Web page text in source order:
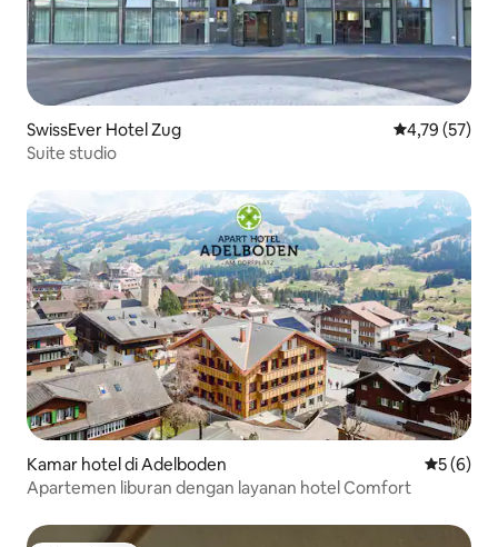
SwissEver Hotel Zug Nilai rata-rata
4,79 (57)
Suite studio
Kamar hotel di Adelboden Nilai
5 (6)
Apartemen liburan dengan layanan hotel Comfort